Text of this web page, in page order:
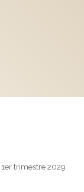
1er trimestre 2029